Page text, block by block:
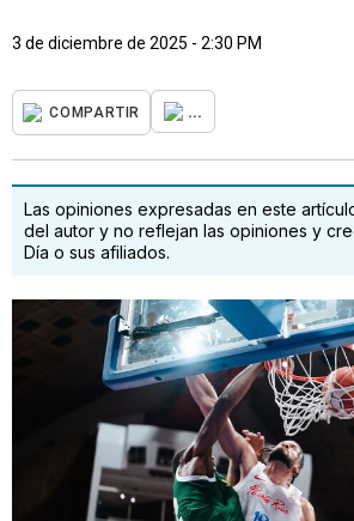
3 de diciembre de 2025 - 2:30 PM
COMPARTIR ...
Las opiniones expresadas en este
del autor y no reflejan las opiniones y
Día o sus afiliados.